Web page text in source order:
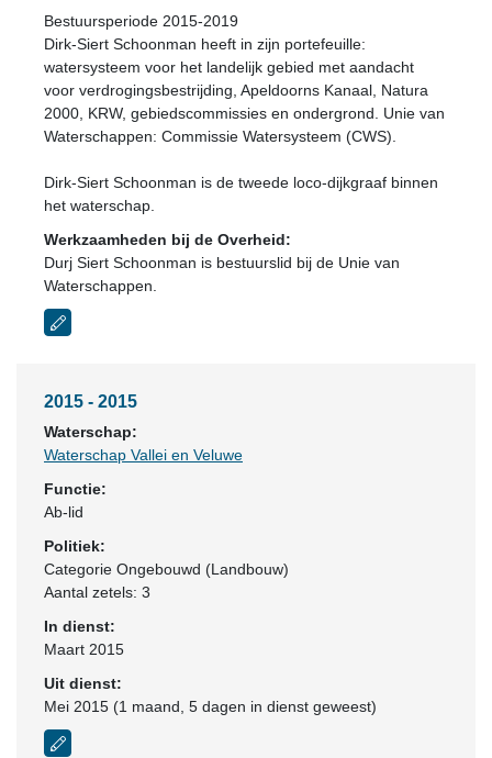
Bestuursperiode 2015-2019
Dirk-Siert Schoonman heeft in zijn portefeuille:
watersysteem voor het landelijk gebied met aandacht
voor verdrogingsbestrijding, Apeldoorns Kanaal, Natura
2000, KRW, gebiedscommissies en ondergrond. Unie van
Waterschappen: Commissie Watersysteem (CWS).
Dirk-Siert Schoonman is de tweede loco-dijkgraaf binnen
het waterschap.
Werkzaamheden bij de Overheid:
Durj Siert Schoonman is bestuurslid bij de Unie van
Waterschappen.
2015 - 2015
Waterschap:
Waterschap Vallei en Veluwe
Functie:
Ab-lid
Politiek:
Categorie Ongebouwd (Landbouw)
Aantal zetels: 3
In dienst:
Maart 2015
Uit dienst:
Mei 2015 (1 maand, 5 dagen in dienst geweest)